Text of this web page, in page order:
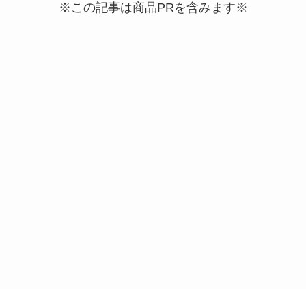
※この記事は商品PRを含みます※